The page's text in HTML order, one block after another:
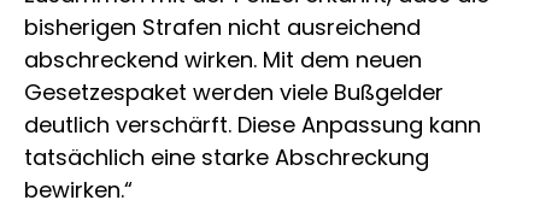
bisherigen Strafen nicht ausreichend
abschreckend wirken. Mit dem neuen
Gesetzespaket werden viele Bußgelder
deutlich verschärft. Diese Anpassung kann
tatsächlich eine starke Abschreckung
bewirken.“